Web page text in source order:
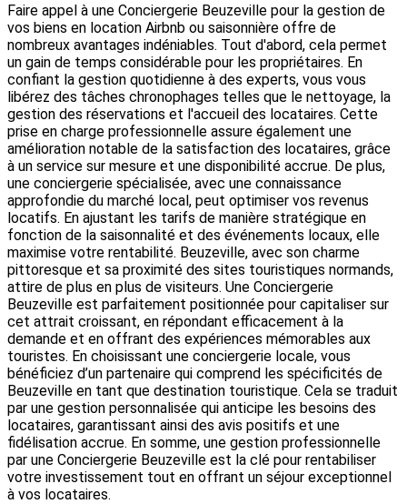
Faire appel à une Conciergerie Beuzeville pour la gestion de
vos biens en location Airbnb ou saisonnière offre de
nombreux avantages indéniables. Tout d'abord, cela permet
un gain de temps considérable pour les propriétaires. En
confiant la gestion quotidienne à des experts, vous vous
libérez des tâches chronophages telles que le nettoyage, la
gestion des réservations et l'accueil des locataires. Cette
prise en charge professionnelle assure également une
amélioration notable de la satisfaction des locataires, grâce
à un service sur mesure et une disponibilité accrue. De plus,
une conciergerie spécialisée, avec une connaissance
approfondie du marché local, peut optimiser vos revenus
locatifs. En ajustant les tarifs de manière stratégique en
fonction de la saisonnalité et des événements locaux, elle
maximise votre rentabilité. Beuzeville, avec son charme
pittoresque et sa proximité des sites touristiques normands,
attire de plus en plus de visiteurs. Une Conciergerie
Beuzeville est parfaitement positionnée pour capitaliser sur
cet attrait croissant, en répondant efficacement à la
demande et en offrant des expériences mémorables aux
touristes. En choisissant une conciergerie locale, vous
bénéficiez d’un partenaire qui comprend les spécificités de
Beuzeville en tant que destination touristique. Cela se traduit
par une gestion personnalisée qui anticipe les besoins des
locataires, garantissant ainsi des avis positifs et une
fidélisation accrue. En somme, une gestion professionnelle
par une Conciergerie Beuzeville est la clé pour rentabiliser
votre investissement tout en offrant un séjour exceptionnel
à vos locataires.